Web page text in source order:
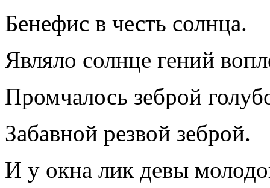
Бенефис в честь солнца.
Являло солнце гений
Промчалось зеброй
Забавной резвой зеброй.
И у окна лик девы